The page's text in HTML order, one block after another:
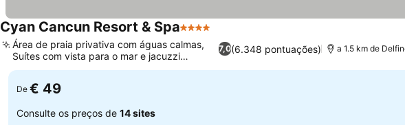
Cyan Cancun Resort & Spa4 Estrelas
7,0(6.348 pontuações)
Área de praia privativa com águas calmas,
Suítes com vista para o mar e jacuzzi
privativa
a 1.5 km de
De € 49
Consulte os preços de 14 sites